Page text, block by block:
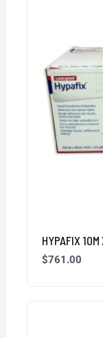
HYPAFIX 10M
$761.00